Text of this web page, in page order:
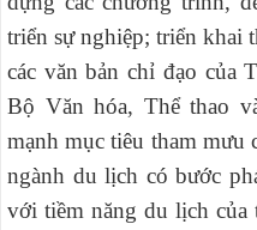
triển sự nghiệp; triển khai
các văn bản chỉ đạo
Bộ Văn hóa, Thể thao
mạnh mục tiêu tham mưu
ngành du lịch có bước
với tiềm năng du lịch